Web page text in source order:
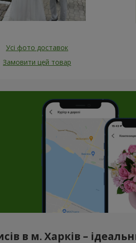
Усі фото доставок
Замовити цей товар
в м. Харків –